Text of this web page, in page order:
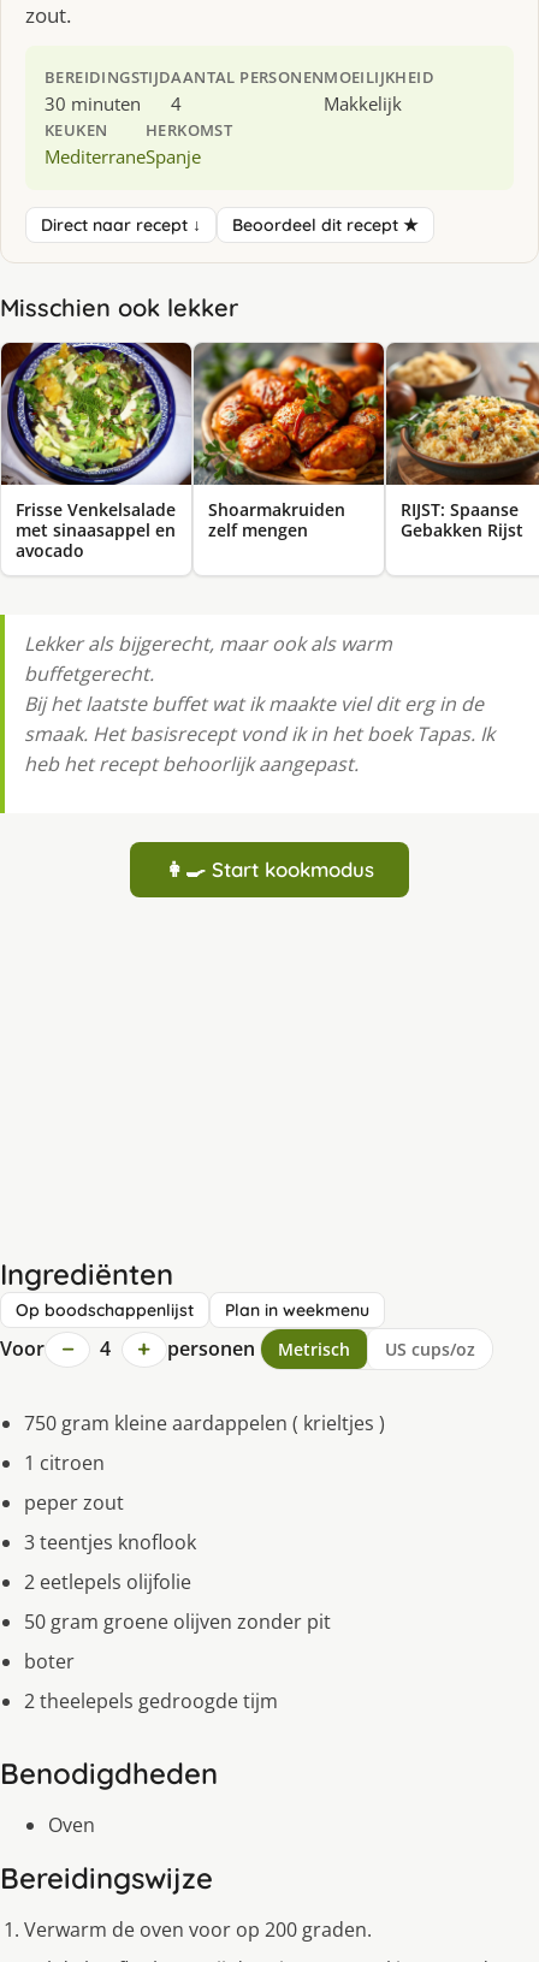
zout.
BEREIDINGSTIJD
30 minuten
AANTAL PERSONEN
4
MOEILIJKHEID
Makkelijk
KEUKEN
Mediterrane
HERKOMST
Spanje
Direct naar recept ↓ Beoordeel dit recept ★
Misschien ook lekker
Frisse Venkelsalade
met sinaasappel en
avocado
Shoarmakruiden
zelf mengen
RIJST: Spaanse
Gebakken Rijst
Lekker als bijgerecht, maar ook als warm
buffetgerecht.
Bij het laatste buffet wat ik maakte viel dit erg in de
smaak. Het basisrecept vond ik in het boek Tapas. Ik
heb het recept behoorlijk aangepast.
👩‍🍳 Start kookmodus
Ingrediënten
Op boodschappenlijst Plan in weekmenu
Voor − 4 + personen Metrisch US cups/oz
750 gram kleine aardappelen ( krieltjes )
1 citroen
peper zout
3 teentjes knoflook
2 eetlepels olijfolie
50 gram groene olijven zonder pit
boter
2 theelepels gedroogde tijm
Benodigdheden
Oven
Bereidingswijze
Verwarm de oven voor op 200 graden.